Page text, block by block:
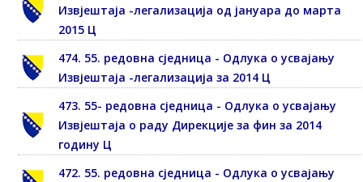
Извјештаја -легализација од јануара до марта
2015 Ц
474. 55. редовна сједница - Одлука о усвајању
Извјештаја -легализација за 2014 Ц
473. 55- редовна сједница - Одлука о усвајању
Извјештаја о раду Дирекције за фин за 2014
годину Ц
472. 55. редовна сједница - Одлука о усвајању